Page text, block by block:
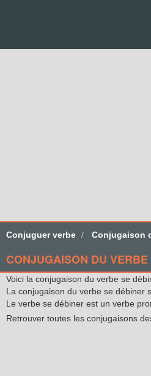
Conjuguer verbe Conjugaison
CONJUGAISON DU
Voici la conjugaison du verbe se
La conjugaison du verbe se débiner
Le verbe se débiner est un verbe
Retrouver toutes les conjugaisons